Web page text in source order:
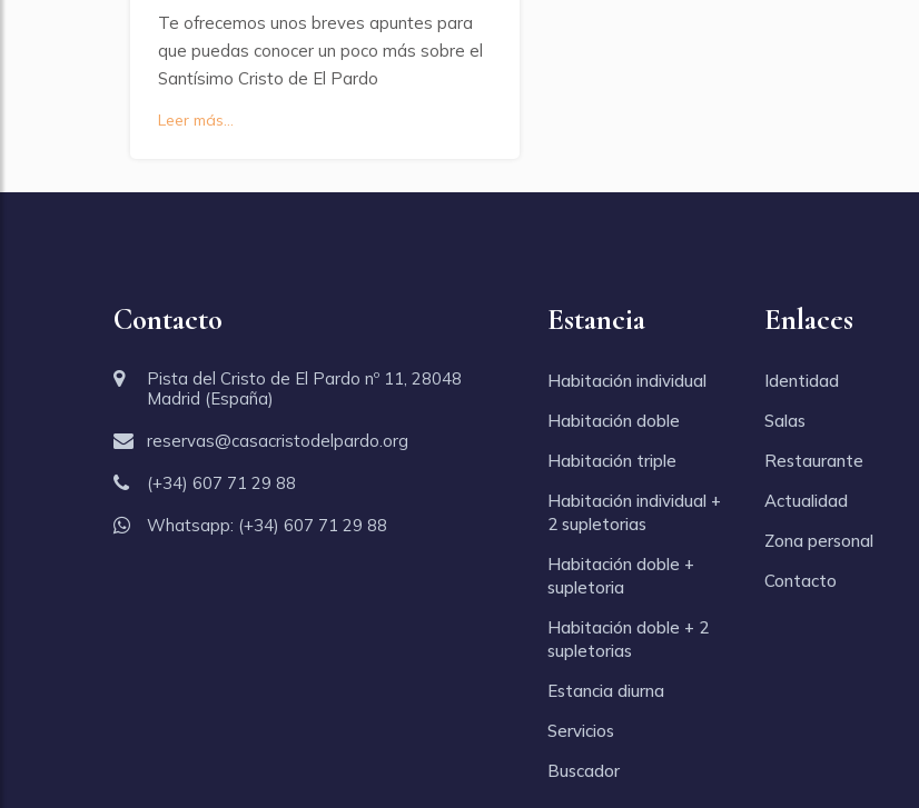
Te ofrecemos unos breves apuntes para
que puedas conocer un poco más sobre el
Santísimo Cristo de El Pardo
Leer más...
Contacto
Pista del Cristo de El Pardo nº 11, 28048
Madrid (España)
reservas@casacristodelpardo.org
(+34) 607 71 29 88
Whatsapp: (+34) 607 71 29 88
Estancia
Habitación individual
Habitación doble
Habitación triple
Habitación individual +
2 supletorias
Habitación doble +
supletoria
Habitación doble + 2
supletorias
Estancia diurna
Servicios
Buscador
Enlaces
Identidad
Salas
Restaurante
Actualidad
Zona personal
Contacto